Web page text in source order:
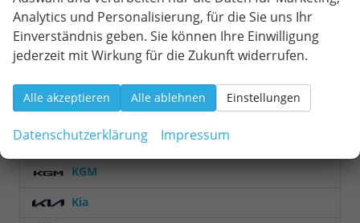
Tourneo Courier8
Tourneo Custom1
Transit1
Hyundai
Jeep
KGM
Kia
Analytics und Personalisierung, für die Sie uns Ihr
Einverständnis geben. Sie können Ihre Einwilligung
jederzeit mit Wirkung für die Zukunft widerrufen.
Alle akzeptieren Alle ablehnen Einstellungen
Datenschutzerklärung Impressum